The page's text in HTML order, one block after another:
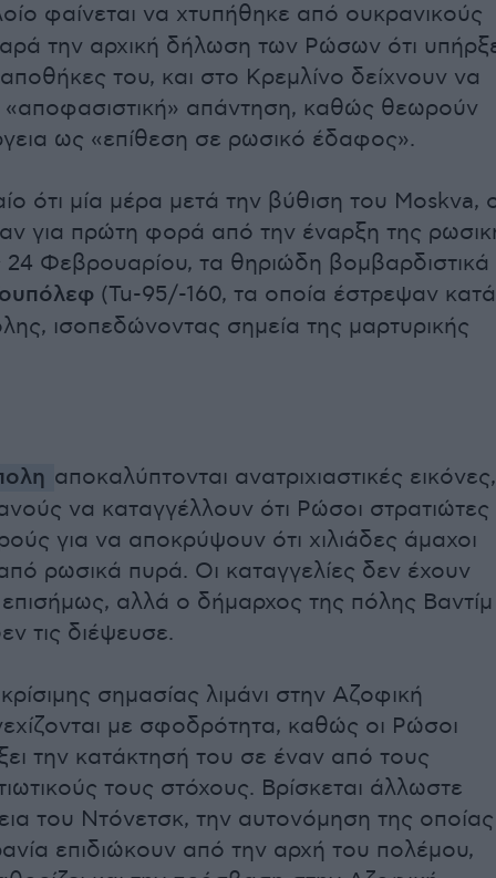
φαίνεται να χτυπήθηκε από ουκρανικούς
την αρχική δήλωση των Ρώσων ότι
του, και στο Κρεμλίνο δείχνουν να
«αποφασιστική» απάντηση, καθώς θεωρούν
ως «επίθεση σε ρωσικό έδαφος».
ότι μία μέρα μετά την βύθιση του Moskva,
για πρώτη φορά από την έναρξη της
24 Φεβρουαρίου, τα θηριώδη βομβαρδιστικά
(Tu-95/-160, τα οποία έστρεψαν κατά
ισοπεδώνοντας σημεία της μαρτυρικής
αποκαλύπτονται ανατριχιαστικές εικόνες,
να καταγγέλλουν ότι Ρώσοι στρατιώτες
για να αποκρύψουν ότι χιλιάδες άμαχοι
ρωσικά πυρά. Οι καταγγελίες δεν έχουν
επισήμως, αλλά ο δήμαρχος της πόλης Βαντίμ
τις διέψευσε.
σημασίας λιμάνι στην Αζοφική
με σφοδρότητα, καθώς οι Ρώσοι
την κατάκτησή του σε έναν από τους
τους στόχους. Βρίσκεται άλλωστε
του Ντόνετσκ, την αυτονόμηση της οποίας
επιδιώκουν από την αρχή του πολέμου,